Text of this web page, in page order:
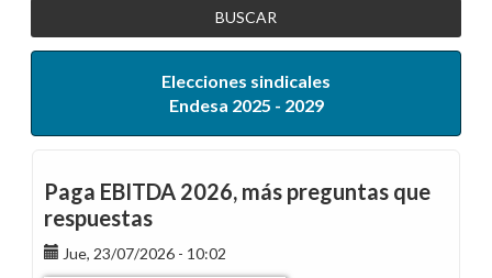
Elecciones sindicales
Endesa 2025 - 2029
Paga EBITDA 2026, más preguntas que
respuestas
Jue, 23/07/2026 - 10:02